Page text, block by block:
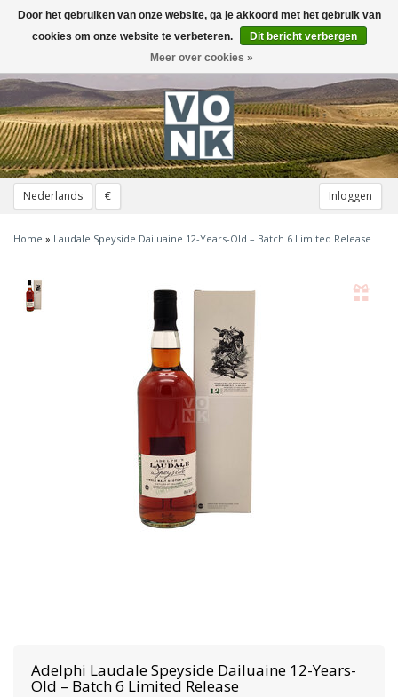
Nederlands € Inloggen
Toggle
navigation
Home » Laudale Speyside Dailuaine 12-Years-Old – Batch 6 Limited Release
Adelphi Laudale Speyside Dailuaine 12-Years-
Old – Batch 6 Limited Release
Door het gebruiken van onze website, ga je akkoord met het gebruik van
cookies om onze website te verbeteren.
Dit bericht verbergen
Meer over cookies »